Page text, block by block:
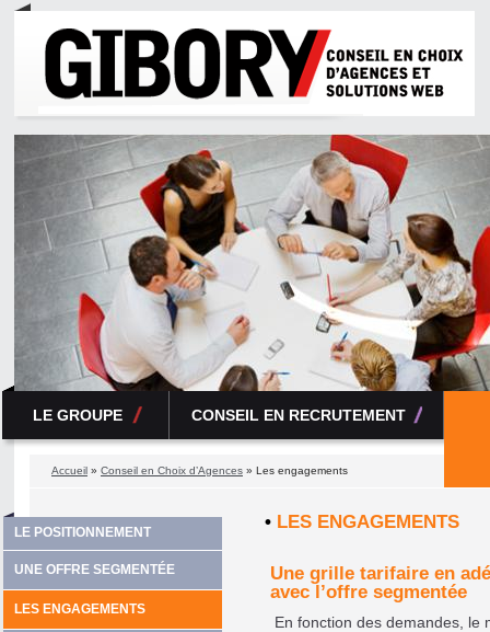
LE GROUPE CONSEIL EN RECRUTEMENT
Accueil » Conseil en Choix d’Agences » Les engagements
• LES ENGAGEMENTS
LE POSITIONNEMENT
UNE OFFRE SEGMENTÉE
LES ENGAGEMENTS
Une grille tarifaire en
avec l’offre segmentée
En fonction des demandes, le